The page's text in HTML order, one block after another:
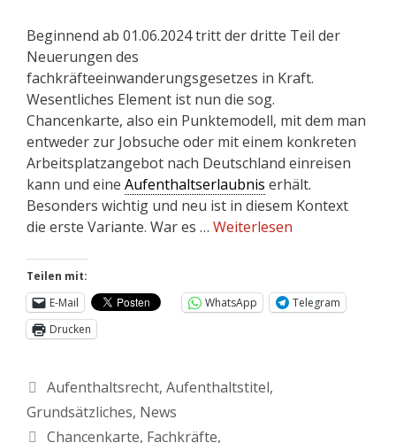
Beginnend ab 01.06.2024 tritt der dritte Teil der
Neuerungen des
fachkräfteeinwanderungsgesetzes in Kraft.
Wesentliches Element ist nun die sog.
Chancenkarte, also ein Punktemodell, mit dem man
entweder zur Jobsuche oder mit einem konkreten
Arbeitsplatzangebot nach Deutschland einreisen
kann und eine Aufenthaltserlaubnis erhält.
Besonders wichtig und neu ist in diesem Kontext
die erste Variante. War es … Weiterlesen
Teilen mit:
E-Mail
WhatsApp
Telegram
Drucken
Aufenthaltsrecht, Aufenthaltstitel,
Grundsätzliches, News
Chancenkarte, Fachkräfte,